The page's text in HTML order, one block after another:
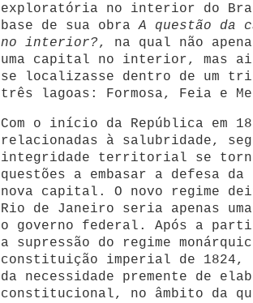
exploratória no interior do
base de sua obraA questão da
no interior?, na qual não
uma capital no interior, mas
se localizasse dentro de um
três lagoas: Formosa, Feia e
Com o início da República em
relacionadas à salubridade,
integridade territorial se
questões a embasar a defesa da
nova capital. O novo regime
Rio de Janeiro seria apenas
o governo federal. Após a
a supressão do regime
constituição imperial de
da necessidade premente de
constitucional, no âmbito da